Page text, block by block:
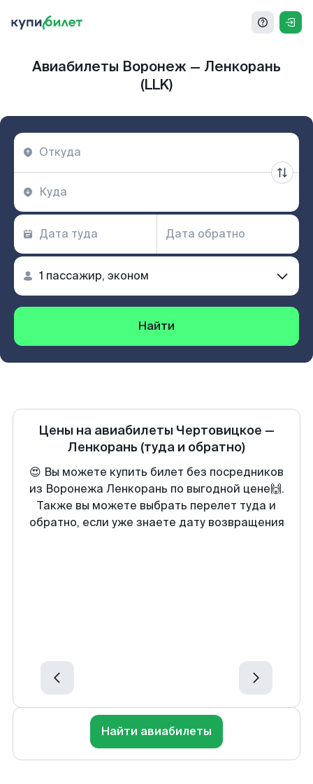
Авиабилеты Воронеж — Ленкорань
(LLK)
Найти
Цены на авиабилеты Чертовицкое —
Ленкорань (туда и обратно)
😍 Вы можете купить билет без посредников
из Воронежа Ленкорань по выгодной цене🙌.
Также вы можете выбрать перелет туда и
обратно, если уже знаете дату возвращения
Найти авиабилеты